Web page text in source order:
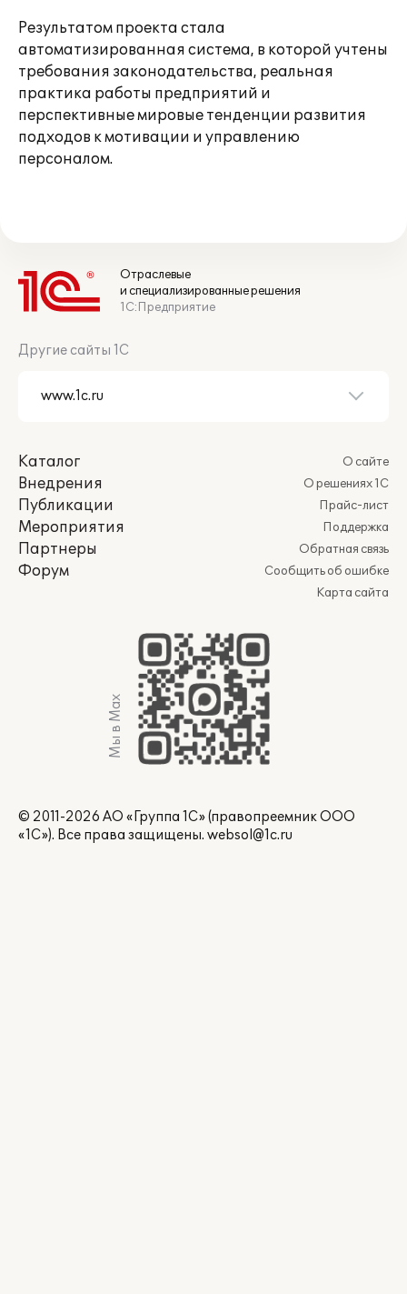
Результатом проекта стала
автоматизированная система, в которой учтены
требования законодательства, реальная
практика работы предприятий и
перспективные мировые тенденции развития
подходов к мотивации и управлению
персоналом.
Отраслевые
и специализированные решения
1С:Предприятие
Другие сайты 1С
Каталог
Внедрения
Публикации
Мероприятия
Партнеры
Форум
О сайте
О решениях 1С
Прайс-лист
Поддержка
Обратная связь
Сообщить об ошибке
Карта сайта
Мы в Max
© 2011-2026 АО «Группа 1С» (правопреемник ООО
«1С»). Все права защищены. websol@1c.ru